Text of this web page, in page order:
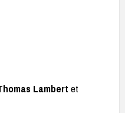
Lambert et